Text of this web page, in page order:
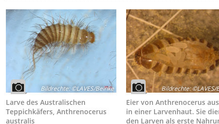
Bildrechte:©LAVES/Beinke
Larve des Australischen
Teppichkäfers, Anthrenocerus
australis
Bildrechte:©LAVES/
Eier von Anthrenocerus
in einer Larvenhaut. Sie
den Larven als erste